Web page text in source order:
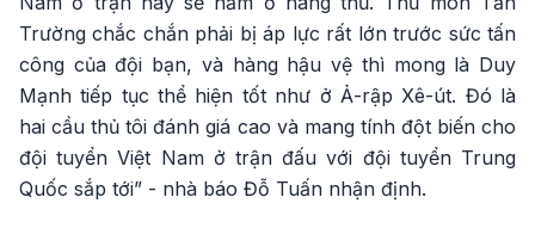
Trường chắc chắn phải bị áp lực rất lớn trước sức tấn
công của đội bạn, và hàng hậu vệ thì mong là Duy
Mạnh tiếp tục thể hiện tốt như ở Ả-rập Xê-út. Đó là
hai cầu thủ tôi đánh giá cao và mang tính đột biến cho
đội tuyển Việt Nam ở trận đấu với đội tuyển Trung
Quốc sắp tới” - nhà báo Đỗ Tuấn nhận định.